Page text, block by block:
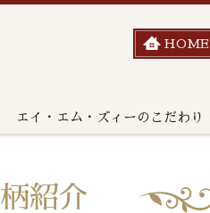
HOME
エイ・エム・ズィーのこだわり
紹介